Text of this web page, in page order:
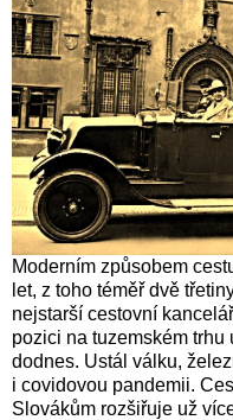
Moderním způsobem
let, z toho téměř dvě
nejstarší cestovní
pozici na tuzemském
dodnes. Ustál válku,
i covidovou pandemii.
Slovákům rozšiřuje už